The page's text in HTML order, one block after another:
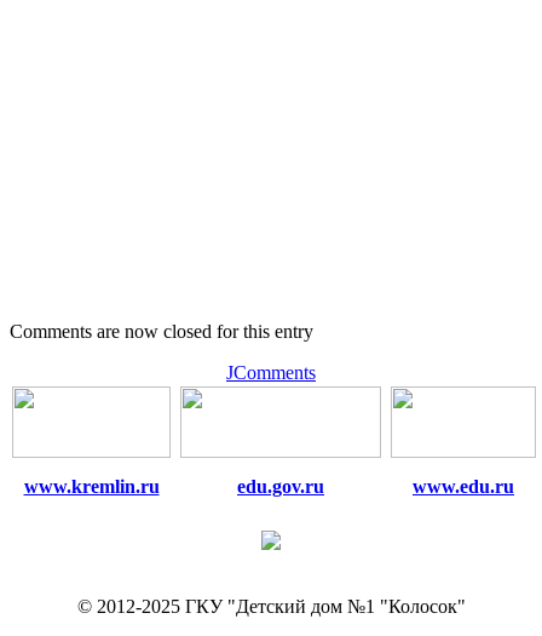
Comments are now closed for this entry
JComments
www.kremlin.ru edu.gov.ru www.edu.ru
© 2012-2025 ГКУ "Детский дом №1 "Колосок"